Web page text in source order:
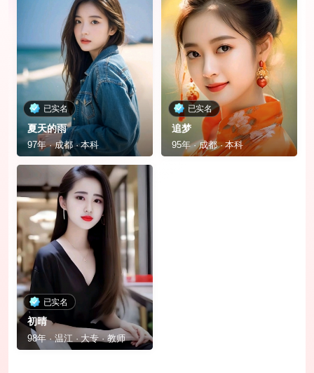
已实名
夏天的雨
97年 · 成都 · 本科
已实名
追梦
95年 · 成都 · 本科
已实名
初晴
98年 · 温江 · 大专 · 教师